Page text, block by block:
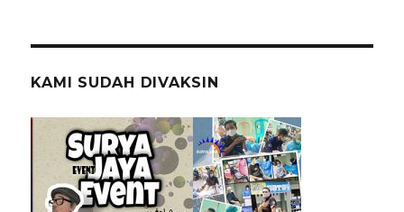
KAMI SUDAH DIVAKSIN